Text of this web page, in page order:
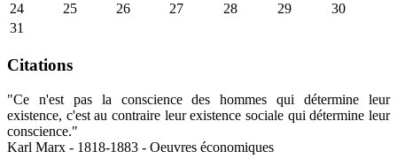
24
25 26 27 28 29
30
31
Citations
"Ce n'est pas la conscience des hommes qui détermine leur
existence, c'est au contraire leur existence sociale qui détermine leur
conscience."
Karl Marx - 1818-1883 - Oeuvres économiques